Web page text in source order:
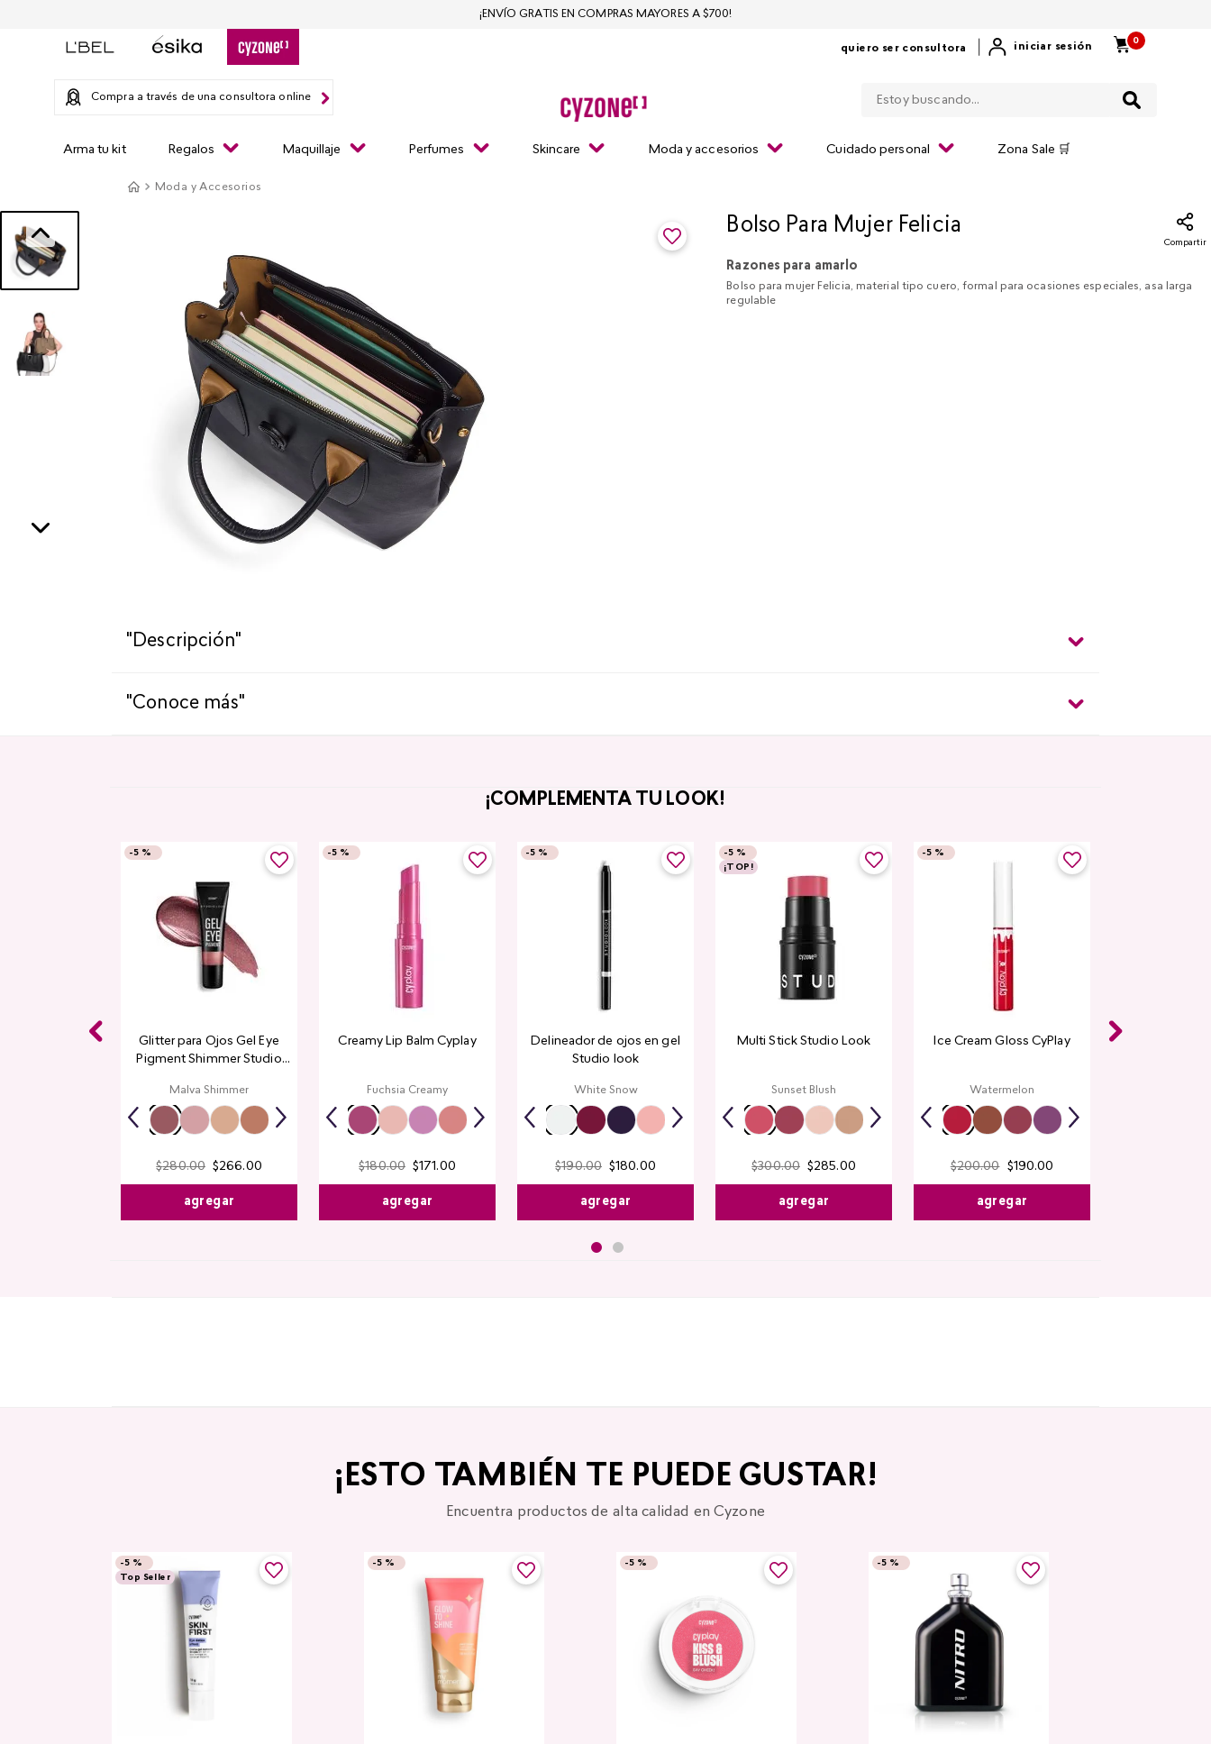
quiero ser consultora iniciar sesión
0
Compra a través de una consultora online
Arma tu kit Regalos Maquillaje Perfumes Skincare Moda y accesorios Cuidado personal Zona Sale 🛒
¡ENVÍO GRATIS EN COMPRAS MAYORES A $700!
Moda y Accesorios
Bolso Para Mujer Felicia
Compartir
Razones para amarlo
Bolso para mujer Felicia, material tipo cuero, formal para ocasiones especiales, asa larga
regulable
"Descripción"
"Conoce más"
¡COMPLEMENTA TU LOOK!
-5 %
Glitter para Ojos Gel Eye
Pigment Shimmer Studio
Malva Shimmer
$280.00 $266.00
agregar
-5 %
Creamy Lip Balm Cyplay
Fuchsia Creamy
$180.00 $171.00
agregar
-5 %
Delineador de ojos en gel
Studio look
White Snow
$190.00 $180.00
agregar
-5 %
¡TOP!
Multi Stick Studio Look
Sunset Blush
$300.00 $285.00
agregar
-5 %
Ice Cream Gloss CyPlay
Watermelon
$200.00 $190.00
agregar
¡ESTO TAMBIÉN TE PUEDE GUSTAR!
Encuentra productos de alta calidad en Cyzone
-5 %
Top Seller
-5 % -5 % -5 %